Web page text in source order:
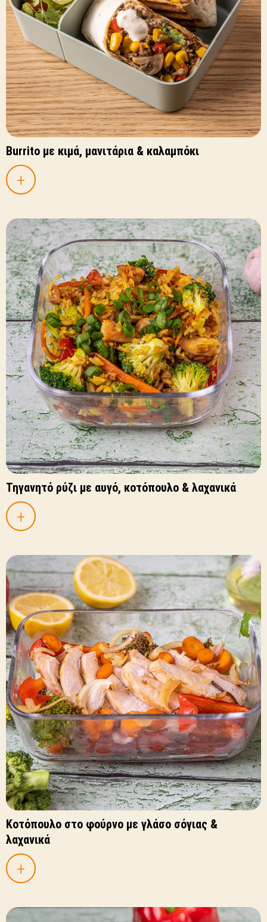
Burrito με κιμά, μανιτάρια & καλαμπόκι
+
Τηγανητό ρύζι με αυγό, κοτόπουλο & λαχανικά
+
Κοτόπουλο στο φούρνο με γλάσο σόγιας &
λαχανικά
+